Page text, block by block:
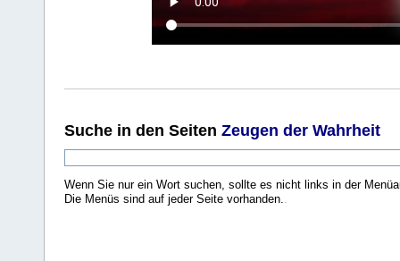
Suche in den Seiten Zeugen der Wahrheit
Wenn Sie nur ein Wort suchen, sollte es nicht links in der
Die Menüs sind auf jeder Seite vorhanden.